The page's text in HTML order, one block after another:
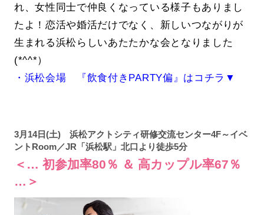
れ、女性同士で仲良くなっている様子もありまし
たよ！恋活や婚活だけでなく、新しいつながりが
生まれる浜松らしいあたたかな会となりました
(*^^*）
・浜松会場 『飲食付きPARTY偏』はコチラ▼
3月14日(土) 浜松アクトシティ研修交流センター4F～イベ
ントRoom／JR「浜松駅」北口より徒歩5分
＜… 初参加率80％ ＆ 高カップル率67％
…＞